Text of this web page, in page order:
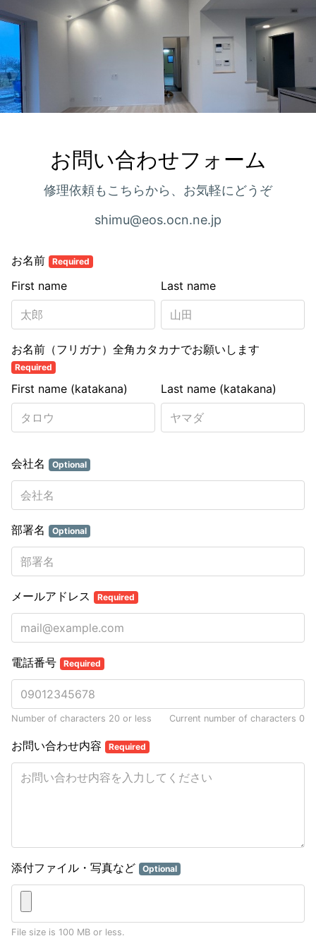
お問い合わせフォーム
修理依頼もこちらから、お気軽にどうぞ
shimu@eos.ocn.ne.jp
お名前 Required
Last name
First name
お名前（フリガナ）全角カタカナでお願いします
Required
Last name (katakana)
First name (katakana)
会社名 Optional
部署名 Optional
メールアドレス Required
電話番号 Required
Number of characters 20 or less Current number of characters 0
お問い合わせ内容 Required
添付ファイル・写真など Optional
File size is 100 MB or less.